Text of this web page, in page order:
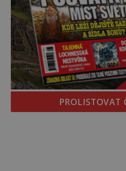
PROLISTOVAT